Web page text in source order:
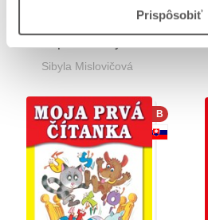
Prispôsobiť
Sníčky zo zázračnej
Sibyla Mislovičová
B